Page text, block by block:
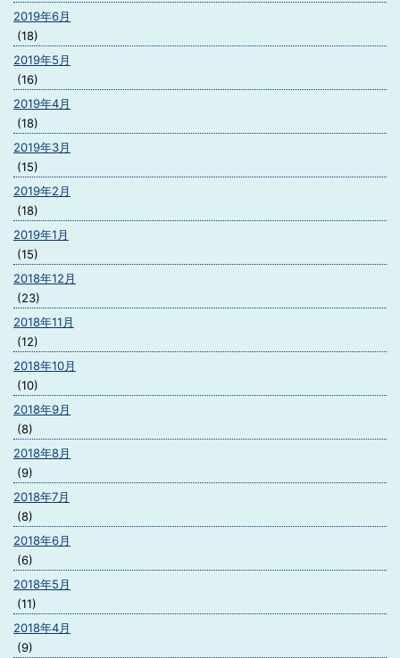
2019年6月
(18)
2019年5月
(16)
2019年4月
(18)
2019年3月
(15)
2019年2月
(18)
2019年1月
(15)
2018年12月
(23)
2018年11月
(12)
2018年10月
(10)
2018年9月
(8)
2018年8月
(9)
2018年7月
(8)
2018年6月
(6)
2018年5月
(11)
2018年4月
(9)